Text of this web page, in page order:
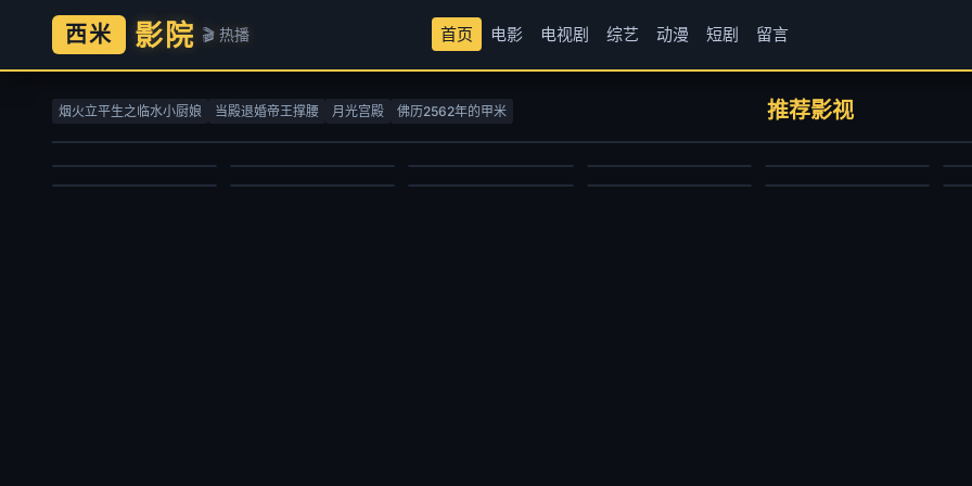
西米 影院 🎬 热播 首页 电影 电视剧 综艺 动漫 短剧 留言
烟火立平生之临水小厨娘 当殿退婚帝王撑腰 月光宫殿 佛历2562年的甲米 推荐影视
螺丝钉第一季
洪海天,海帆,黄雷,罗玉婷,刘以嘉
欧美动漫
2010/俄罗斯
2025-03-09
赴山海
国产剧
2025/中国大陆
2025-09-27
七十二家房客第三部
国产剧
2008/大陆
2025-11-24
牧神记
2024/大陆
2026-06-29
仙逆
国产动漫
2023/中国大陆
2026-06-29
杨紫,胡歌,李光洁,张哲华,梅婷,袁弘,杨烁,周游,金巴,冯兵,更旦,苏鑫,宋楚炎,周放,周思羽,索朗旺姆,尕玛文加,才丁扎西
国产剧
2026/大陆
赵乾景,谢莹,宋国庆,黄进则,张若瑜
国产动漫
2020/大陆
动作片
2007/美国
国产剧
2025/大陆
闪耀的恒星
大陆综艺
2024/大陆
国